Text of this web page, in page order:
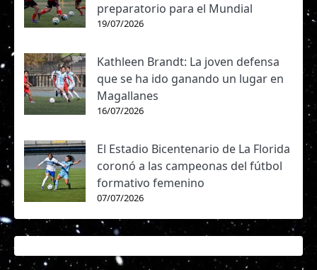
preparatorio para el Mundial
19/07/2026
Kathleen Brandt: La joven defensa
que se ha ido ganando un lugar en
Magallanes
16/07/2026
El Estadio Bicentenario de La Florida
coronó a las campeonas del fútbol
formativo femenino
07/07/2026